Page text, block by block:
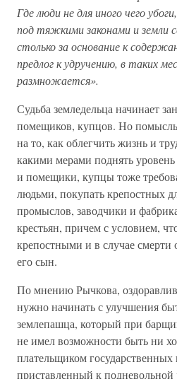
Где люди не для иного чего
под тяжкими законами и земли
столько за основание к
предлог к удручению, в таких
размножается».
Судьба земледельца начинает
помещиков, купцов. Но
на то, как облегчить жизнь и
какими мерами поднять
и помещики, купцы тоже
людьми, покупать крепостных
промыслов, заводчики и
крестьян, причем с условием,
крепостными и в случае смерти
его сын.
По мнению Рычкова,
нужно начинать с улучшения
землепашца, который при
не имел возможности быть ни
плательщиком
приставленный к